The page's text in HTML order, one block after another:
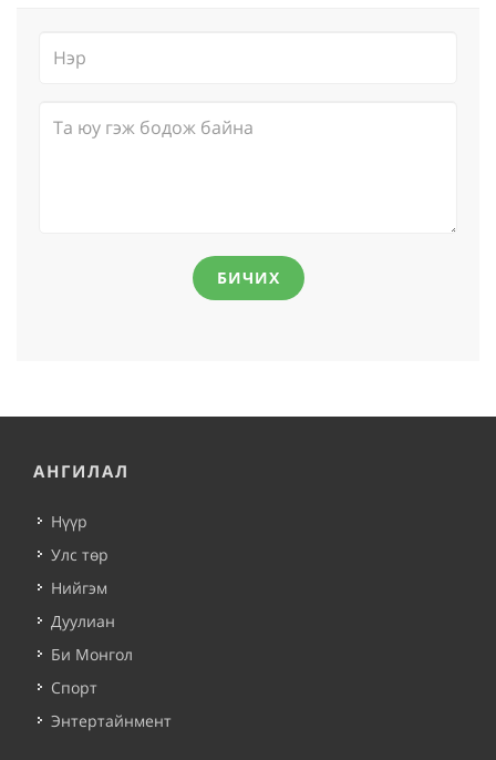
БИЧИХ
АНГИЛАЛ
Нүүр
Улс төр
Нийгэм
Дуулиан
Би Монгол
Спорт
Энтертайнмент